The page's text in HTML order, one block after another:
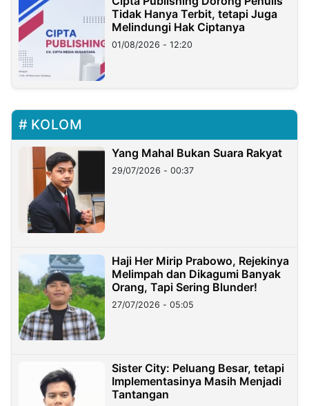
Tidak Hanya Terbit, tetapi Juga
Melindungi Hak Ciptanya
01/08/2026 - 12:20
KOLOM
Yang Mahal Bukan Suara Rakyat
29/07/2026 - 00:37
Haji Her Mirip Prabowo, Rejekinya
Melimpah dan Dikagumi Banyak
Orang, Tapi Sering Blunder!
27/07/2026 - 05:05
Sister City: Peluang Besar, tetapi
Implementasinya Masih Menjadi
Tantangan